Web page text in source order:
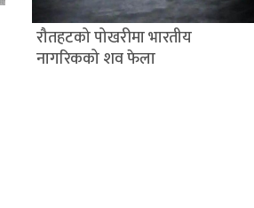
रौतहटको पोखरीमा भारतीय
नागरिकको शव फेला